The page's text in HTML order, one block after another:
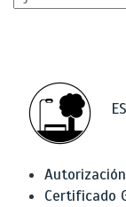
Certificado